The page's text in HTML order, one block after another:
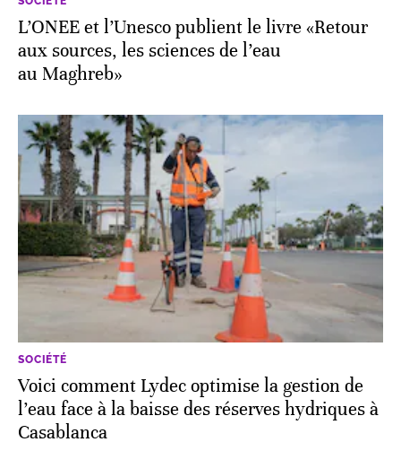
L’ONEE et l’Unesco publient le livre «Retour
aux sources, les sciences de l’eau
au Maghreb»
SOCIÉTÉ
Voici comment Lydec optimise la gestion de
l’eau face à la baisse des réserves hydriques à
Casablanca